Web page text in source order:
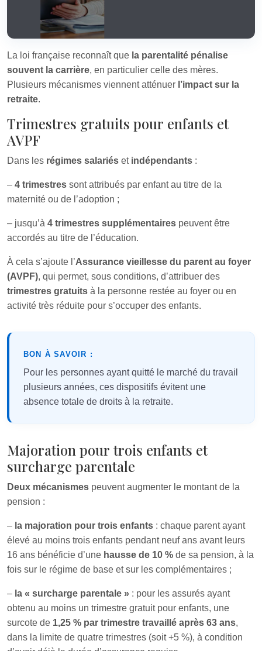
La loi française reconnaît que la parentalité pénalise
souvent la carrière, en particulier celle des mères.
Plusieurs mécanismes viennent atténuer l’impact sur la
retraite.
Trimestres gratuits pour enfants et
AVPF
Dans les régimes salariés et indépendants :
– 4 trimestres sont attribués par enfant au titre de la
maternité ou de l’adoption ;
– jusqu’à 4 trimestres supplémentaires peuvent être
accordés au titre de l’éducation.
À cela s’ajoute l’Assurance vieillesse du parent au foyer
(AVPF), qui permet, sous conditions, d’attribuer des
trimestres gratuits à la personne restée au foyer ou en
activité très réduite pour s’occuper des enfants.
BON À SAVOIR :
Pour les personnes ayant quitté le marché du travail
plusieurs années, ces dispositifs évitent une
absence totale de droits à la retraite.
Majoration pour trois enfants et
surcharge parentale
Deux mécanismes peuvent augmenter le montant de la
pension :
– la majoration pour trois enfants : chaque parent ayant
élevé au moins trois enfants pendant neuf ans avant leurs
16 ans bénéficie d’une hausse de 10 % de sa pension, à la
fois sur le régime de base et sur les complémentaires ;
– la « surcharge parentale » : pour les assurés ayant
obtenu au moins un trimestre gratuit pour enfants, une
surcote de 1,25 % par trimestre travaillé après 63 ans,
dans la limite de quatre trimestres (soit +5 %), à condition